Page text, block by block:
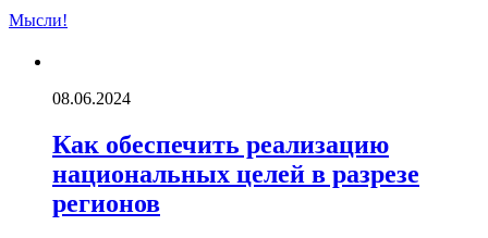
Мысли!
08.06.2024
Как обеспечить реализацию
национальных целей в разрезе
регионов